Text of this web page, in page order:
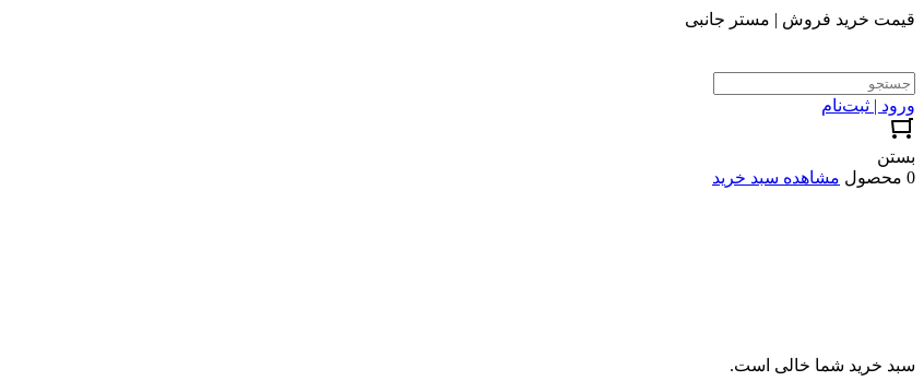
قیمت خرید فروش | مستر جانبی
ورود | ثبت‌نام
بستن
0 محصول
مشاهده سبد خرید
سبد خرید شما خالی است.